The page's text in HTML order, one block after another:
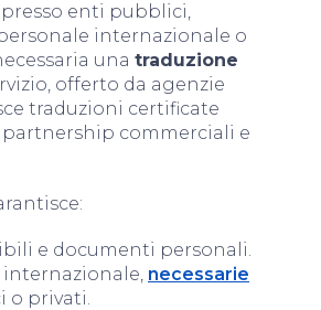
enti pubblici,
internazionale o
una traduzione
offerto da agenzie
traduzioni certificate
commerciali e
e documenti personali.
internazionale, necessarie
o privati.